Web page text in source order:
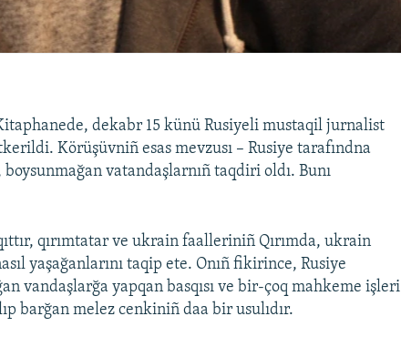
dekabr 15 künü Rusiyeli mustaqil jurnalist
Körüşüvniñ esas mevzusı – Rusiye tarafındna
boysunmağan vatandaşlarnıñ taqdiri oldı. Bunı
qırımtatar ve ukrain faalleriniñ Qırımda, ukrain
yaşağanlarını taqip ete. Onıñ fikirince, Rusiye
vandaşlarğa yapqan basqısı ve bir-çoq mahkeme işleri
barğan melez cenkiniñ daa bir usulıdır.